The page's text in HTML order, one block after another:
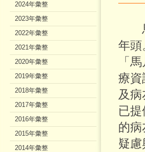
馬
年頭
「
療資
及
已
的
疑
2024年彙整
2023年彙整
2022年彙整
2021年彙整
2020年彙整
2019年彙整
2018年彙整
2017年彙整
2016年彙整
2015年彙整
2014年彙整